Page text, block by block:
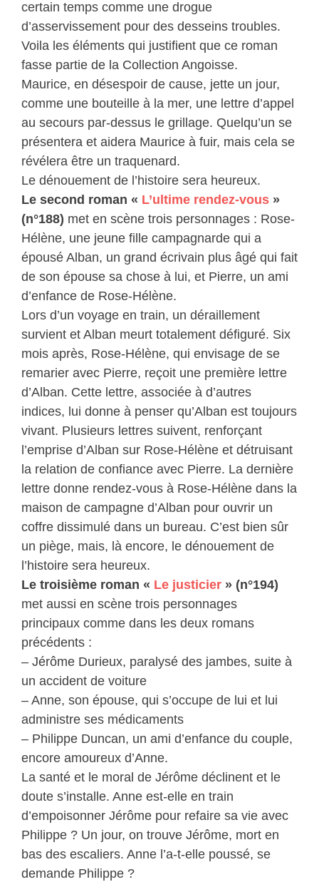
certain temps comme une drogue
d’asservissement pour des desseins troubles.
Voila les éléments qui justifient que ce roman
fasse partie de la Collection Angoisse.
Maurice, en désespoir de cause, jette un jour,
comme une bouteille à la mer, une lettre d’appel
au secours par-dessus le grillage. Quelqu’un se
présentera et aidera Maurice à fuir, mais cela se
révélera être un traquenard.
Le dénouement de l’histoire sera heureux.
Le second roman « L’ultime rendez-vous »
(n°188) met en scène trois personnages : Rose-
Hélène, une jeune fille campagnarde qui a
épousé Alban, un grand écrivain plus âgé qui fait
de son épouse sa chose à lui, et Pierre, un ami
d’enfance de Rose-Hélène.
Lors d’un voyage en train, un déraillement
survient et Alban meurt totalement défiguré. Six
mois après, Rose-Hélène, qui envisage de se
remarier avec Pierre, reçoit une première lettre
d’Alban. Cette lettre, associée à d’autres
indices, lui donne à penser qu’Alban est toujours
vivant. Plusieurs lettres suivent, renforçant
l’emprise d’Alban sur Rose-Hélène et détruisant
la relation de confiance avec Pierre. La dernière
lettre donne rendez-vous à Rose-Hélène dans la
maison de campagne d’Alban pour ouvrir un
coffre dissimulé dans un bureau. C’est bien sûr
un piège, mais, là encore, le dénouement de
l’histoire sera heureux.
Le troisième roman « Le justicier » (n°194)
met aussi en scène trois personnages
principaux comme dans les deux romans
précédents :
– Jérôme Durieux, paralysé des jambes, suite à
un accident de voiture
– Anne, son épouse, qui s’occupe de lui et lui
administre ses médicaments
– Philippe Duncan, un ami d’enfance du couple,
encore amoureux d’Anne.
La santé et le moral de Jérôme déclinent et le
doute s’installe. Anne est-elle en train
d’empoisonner Jérôme pour refaire sa vie avec
Philippe ? Un jour, on trouve Jérôme, mort en
bas des escaliers. Anne l’a-t-elle poussé, se
demande Philippe ?